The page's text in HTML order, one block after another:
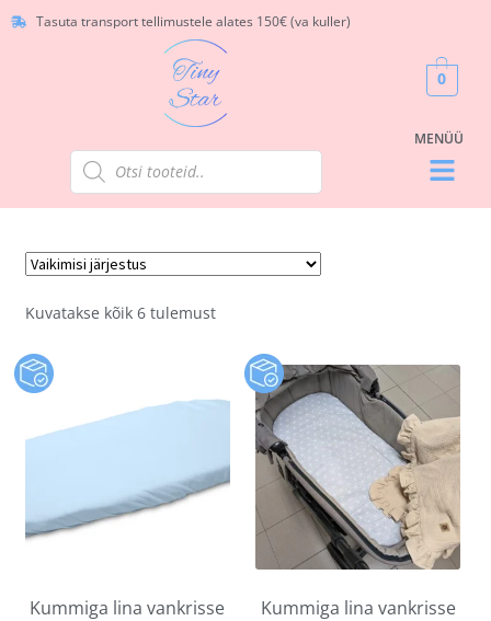
Tasuta transport tellimustele alates 150€ (va kuller)
0
Kuvatakse kõik 6 tulemust
Kummiga lina vankrisse
Kummiga lina vankrisse